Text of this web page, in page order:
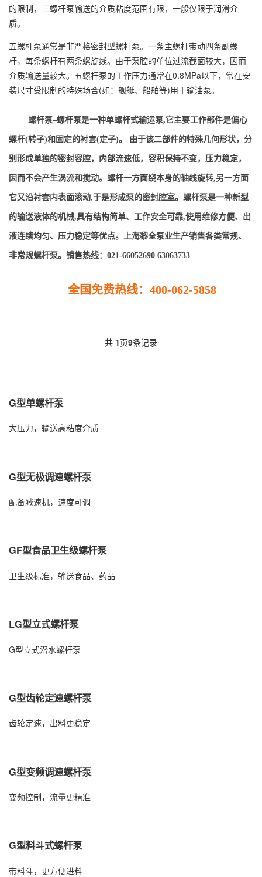
的限制，三螺杆泵输送的介质粘度范围有限，一般仅限于润滑介
质。
五螺杆泵通常是非严格密封型螺杆泵。一条主螺杆带动四条副螺
杆，每条螺杆有两条螺旋线。由于泵腔的单位过流截面较大，因而
介质输送量较大。五螺杆泵的工作压力通常在0.8MPa以下，常在安
装尺寸受限制的特殊场合(如：舰艇、船舶等)用于输油泵。
螺杆泵–螺杆泵是一种单螺杆式输运泵,它主要工作部件是偏心
螺杆(转子)和固定的衬套(定子)。 由于该二部件的特殊几何形状，分
别形成单独的密封容腔，内部流速低，容积保持不变，压力稳定，
因而不会产生涡流和搅动。螺杆一方面绕本身的轴线旋转,另一方面
它又沿衬套内表面滚动,于是形成泵的密封腔室。螺杆泵是一种新型
的输送液体的机械,具有结构简单、工作安全可靠,使用维修方便、出
液连续均匀、压力稳定等优点。 上海黎全泵业生产销售各类常规、
非常规螺杆泵。 销售热线：021-66052690 63063733
全国免费热线：400-062-5858
共 1页9条记录
G型单螺杆泵
大压力，输送高粘度介质
G型无极调速螺杆泵
配备减速机，速度可调
GF型食品卫生级螺杆泵
卫生级标准，输送食品、药品
LG型立式螺杆泵
G型立式潜水螺杆泵
G型齿轮定速螺杆泵
齿轮定速，出料更稳定
G型变频调速螺杆泵
变频控制，流量更精准
G型料斗式螺杆泵
带料斗，更方便进料